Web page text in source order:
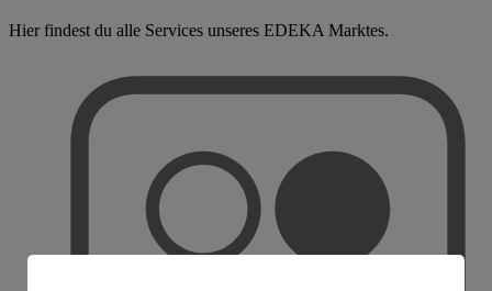
Hier findest du alle Services unseres EDEKA Marktes.